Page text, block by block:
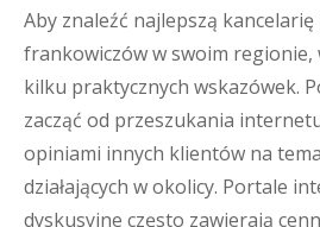
Aby znaleźć najlepszą
frankowiczów w swoim
kilku praktycznych wskazówek.
zacząć od przeszukania
opiniami innych klientów na
działających w okolicy. Portale
dyskusyjne często zawierają